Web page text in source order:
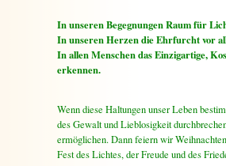
In unseren Begegnungen Raum für
In unseren Herzen die Ehrfurcht vor
In allen Menschen das Einzigartige,
erkennen.
Wenn diese Haltungen unser Leben
des Gewalt und Lieblosigkeit
ermöglichen. Dann feiern wir
Fest des Lichtes, der Freude und des